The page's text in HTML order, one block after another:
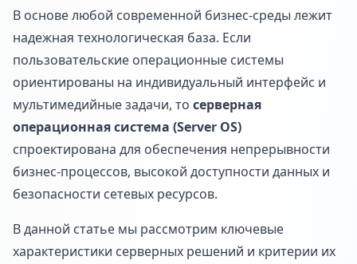
В основе любой современной бизнес-среды лежит
надежная технологическая база. Если
пользовательские операционные системы
ориентированы на индивидуальный интерфейс и
мультимедийные задачи, то серверная
операционная система (Server OS)
спроектирована для обеспечения непрерывности
бизнес-процессов, высокой доступности данных и
безопасности сетевых ресурсов.
В данной статье мы рассмотрим ключевые
характеристики серверных решений и критерии их